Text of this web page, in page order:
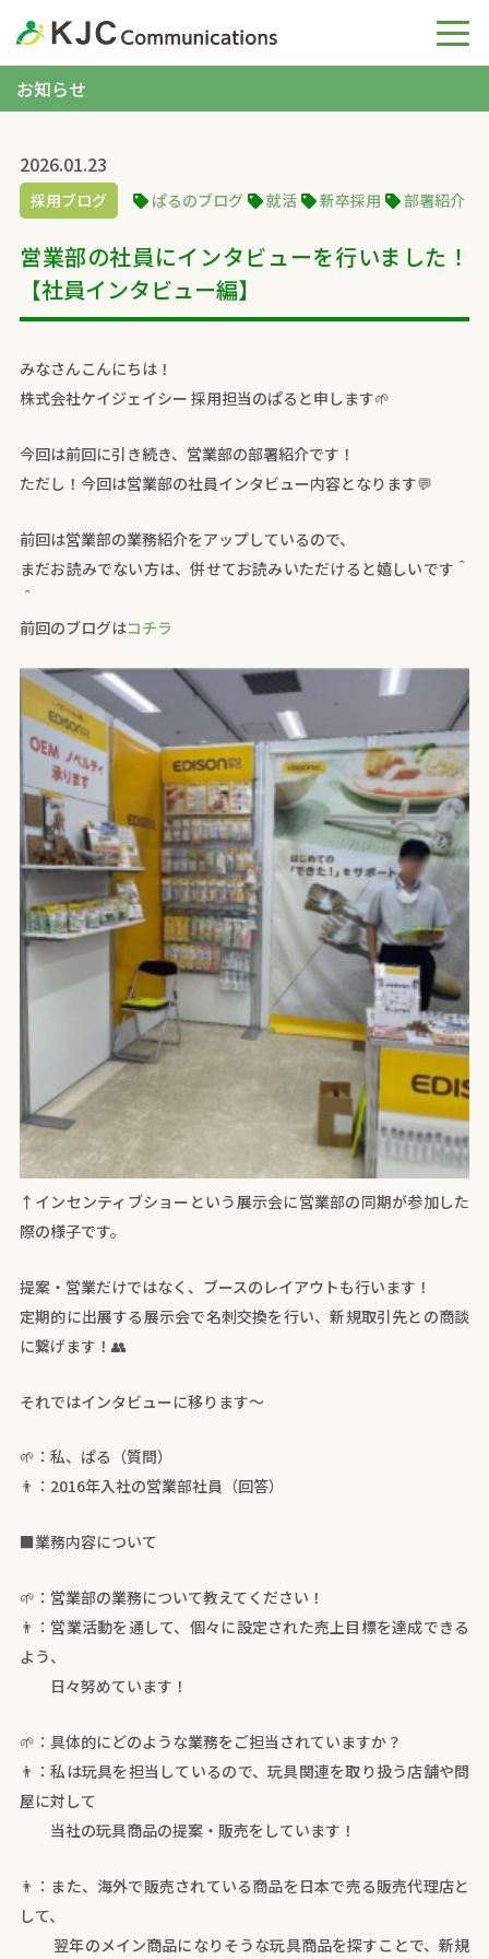
お知らせ
2026.01.23
採用ブログ ぱるのブログ 就活 新卒採用 部署紹介
営業部の社員にインタビューを行いました！
【社員インタビュー編】
みなさんこんにちは！
株式会社ケイジェイシー 採用担当のぱると申します🌱
今回は前回に引き続き、営業部の部署紹介です！
ただし！今回は営業部の社員インタビュー内容となります💬
前回は営業部の業務紹介をアップしているので、
まだお読みでない方は、併せてお読みいただけると嬉しいです＾
＾
前回のブログはコチラ
↑インセンティブショーという展示会に営業部の同期が参加した
際の様子です。
提案・営業だけではなく、ブースのレイアウトも行います！
定期的に出展する展示会で名刺交換を行い、新規取引先との商談
に繋げます！👥
それではインタビューに移ります～
🌱：私、ぱる（質問）
👨：2016年入社の営業部社員（回答）
■業務内容について
🌱：営業部の業務について教えてください！
👨：営業活動を通して、個々に設定された売上目標を達成できる
よう、
日々努めています！
🌱：具体的にどのような業務をご担当されていますか？
👨：私は玩具を担当しているので、玩具関連を取り扱う店舗や問
屋に対して
当社の玩具商品の提案・販売をしています！
👨：また、海外で販売されている商品を日本で売る販売代理店と
して、
翌年のメイン商品になりそうな玩具商品を探すことで、新規